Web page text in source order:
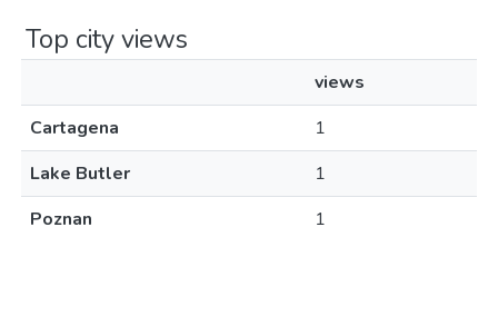
Top city views
views
Cartagena
1
Lake Butler
1
Poznan
1